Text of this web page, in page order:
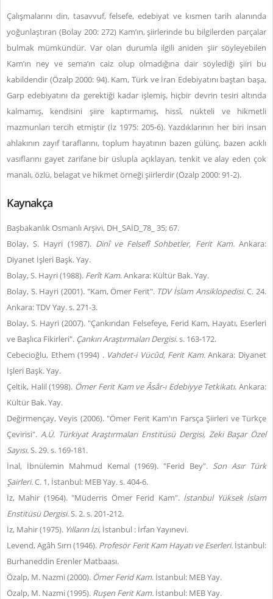
Çalışmalarını din, tasavvuf, felsefe, edebiyat ve kısmen tarih alanında
yoğunlaştıran (Bolay 200: 272) Kam’ın, şiirlerinde bu bilgilerden parçalar
bulmak mümkündür. Var olan durumla ilgili aniden şiir söyleyebilen
Kam’ın ney ve sema’ın caiz olup olmadığına dair söylediği şiiri bu
kabildendir (Özalp 2000: 94). Kam, Türk ve İran Edebiyatını baştan başa,
Garp edebiyatını da gerektiği kadar işlemiş, hiçbir devrin tesiri altında
kalmamış, kendisini şiire kaptırmamış, hissî, nükteli ve hikmetli
mazmunları tercih etmiştir (İz 1975: 205-6). Yazdıklarının her biri insan
ahlakının zayıf taraflarını, toplum hayatının bazen gülünç, bazen acıklı
vasıflarını gayet zarifane bir üslupla açıklayan, tenkit ve alay eden çok
manalı, özlü, belagat ve hikmet örneği şiirlerdir (Özalp 2000: 91-2).
Kaynakça
Başbakanlık Osmanlı Arşivi, DH_SAİD_78_ 35; 67.
Bolay, S. Hayri (1987). Dinî ve Felsefî Sohbetler, Ferit Kam.Ankara:
Diyanet İşleri Başk. Yay.
Bolay, S. Hayri (1988). Ferît Kam. Ankara: Kültür Bak. Yay.
Bolay, S. Hayri (2001). "Kam, Ömer Ferit". TDV İslam Ansiklopedisi.C. 24.
Ankara: TDV Yay. s. 271-3.
Bolay, S. Hayri (2007). "Çankırıdan Felsefeye, Ferid Kam, Hayatı, Eserleri
ve Başlıca Fikirleri". Çankırı Araştırmaları Dergisi.s. 163-172.
Cebecioğlu, Ethem (1994) . Vahdet-i Vücûd, Ferit Kam.Ankara: Diyanet
İşleri Başk. Yay.
Çeltik, Halil (1998). Ömer Ferit Kam ve Âsâr-ı Edebiyye Tetkikatı. Ankara:
Kültür Bak. Yay.
Değirmençay, Veyis (2006). "Ömer Ferit Kam'ın Farsça Şiirleri ve Türkçe
Çevirisi". A.Ü. Türkiyat Araştırmaları Enstitüsü Dergisi, Zeki Başar Özel
Sayısı. S. 29. s. 169-181.
İnal, İbnülemin Mahmud Kemal (1969). "Ferid Bey". Son Asır Türk
Şairleri.C. 1, İstanbul: MEB Yay. s. 404-6.
İz, Mahir (1964). "Müderris Ömer Ferid Kam". İstanbul Yüksek İslam
Enstitüsü Dergisi.S. 2. s. 201-212.
İz, Mahir (1975). Yılların İzi, İstanbul : İrfan Yayınevi.
Levend, Agâh Sırrı (1946). Profesör Ferit Kam Hayatı ve Eserleri.İstanbul:
Burhaneddin Erenler Matbaası.
Özalp, M. Nazmi (2000). Ömer Ferid Kam. İstanbul: MEB Yay.
Özalp, M. Nazmi (1995). Ruşen Ferit Kam. İstanbul: MEB Yay.